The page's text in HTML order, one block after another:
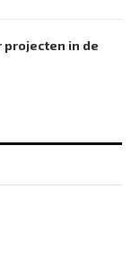
projecten in de